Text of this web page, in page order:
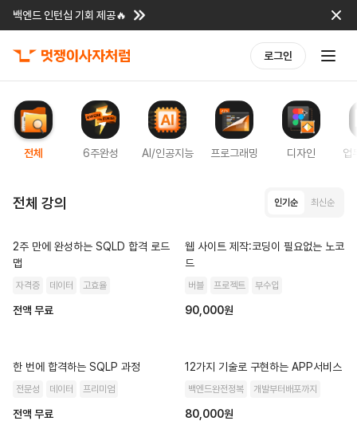
백엔드 인턴십 기회 제공🔥
로그인
전체 6주완성 AI/인공지능 프로그래밍 디자인 업
전체 강의 인기순 최신순
2주 만에 완성하는 SQLD 합격 로드
맵
자격증 데이터 고효율
전액 무료
웹 사이트 제작:코딩이 필요없는 노코
드
버블 프로젝트 부수입
90,000원
한 번에 합격하는 SQLP 과정
전문성 데이터 프리미엄
전액 무료
12가지 기술로 구현하는 APP서비스
백엔드완전정복 개발부터배포까지
80,000원